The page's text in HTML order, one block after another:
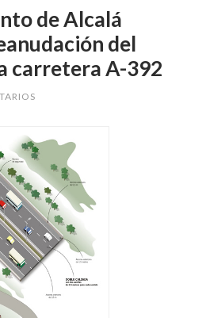
de Alcalá
del
carretera A-392